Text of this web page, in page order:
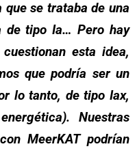
se trataba de una
de tipo Ia… Pero hay
esta idea,
que podría ser un
lo tanto, de tipo Iax,
Nuestras
MeerKAT podrían